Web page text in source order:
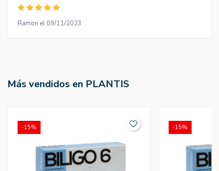
Ramon el 09/11/2023
Más vendidos en PLANTIS
-15% -15%